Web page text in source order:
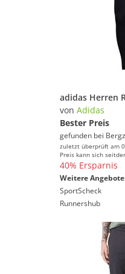
von Adidas
Bester Preis
gefunden bei
zuletzt überprüft am
Preis kann sich
40% Ersparnis
Weitere
SportScheck
Runnershub